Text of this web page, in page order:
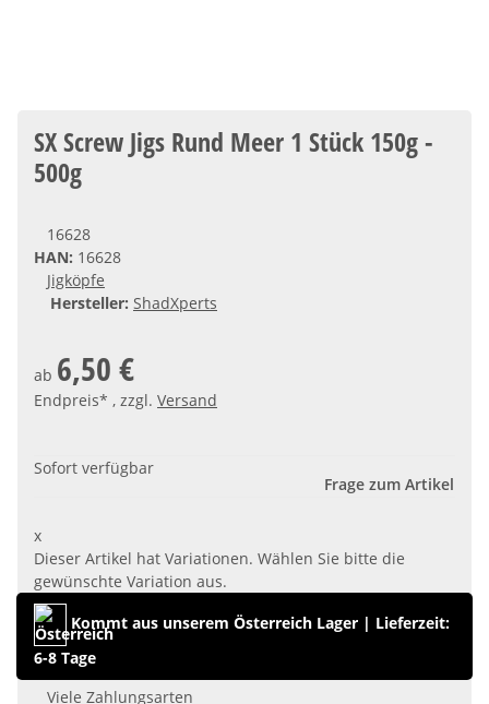
SX Screw Jigs Rund Meer 1 Stück 150g -
500g
16628
HAN: 16628
Jigköpfe
Hersteller: ShadXperts
ab 6,50 €
Endpreis* , zzgl. Versand
Sofort verfügbar
Frage zum Artikel
x
Dieser Artikel hat Variationen. Wählen Sie bitte die
gewünschte Variation aus.
Kommt aus unserem Österreich Lager | Lieferzeit:
6-8 Tage
Viele Zahlungsarten